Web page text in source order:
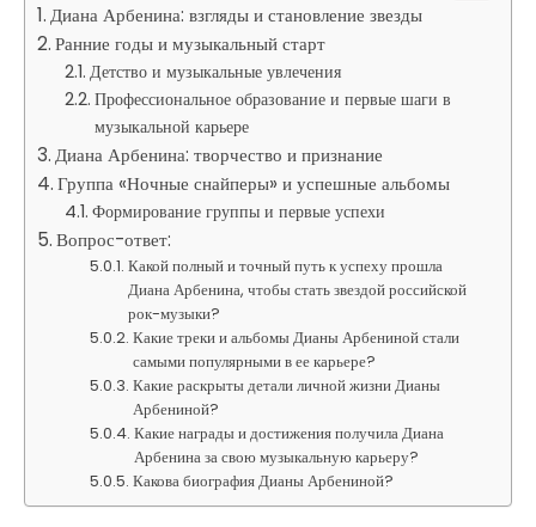
Диана Арбенина: взгляды и становление звезды
Ранние годы и музыкальный старт
Детство и музыкальные увлечения
Профессиональное образование и первые шаги в
музыкальной карьере
Диана Арбенина: творчество и признание
Группа «Ночные снайперы» и успешные альбомы
Формирование группы и первые успехи
Вопрос-ответ:
Какой полный и точный путь к успеху прошла
Диана Арбенина, чтобы стать звездой российской
рок-музыки?
Какие треки и альбомы Дианы Арбениной стали
самыми популярными в ее карьере?
Какие раскрыты детали личной жизни Дианы
Арбениной?
Какие награды и достижения получила Диана
Арбенина за свою музыкальную карьеру?
Какова биография Дианы Арбениной?